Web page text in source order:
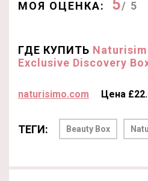
МОЯ ОЦЕНКА: 5/ 5
ГДЕ КУПИТЬ
Exclusive Discovery
naturisimo.com Цена
ТЕГИ: Beauty Box